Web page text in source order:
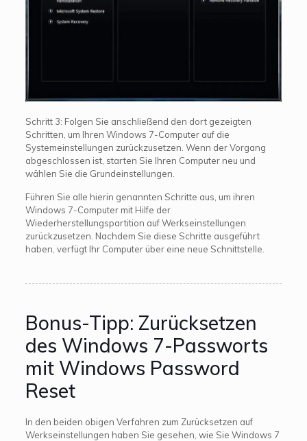
Schritt 3: Folgen Sie anschließend den dort gezeigten
Schritten, um Ihren Windows 7-Computer auf die
Systemeinstellungen zurückzusetzen. Wenn der Vorgang
abgeschlossen ist, starten Sie Ihren Computer neu und
wählen Sie die Grundeinstellungen.
Führen Sie alle hierin genannten Schritte aus, um ihren
Windows 7-Computer mit Hilfe der
Wiederherstellungspartition auf Werkseinstellungen
zurückzusetzen. Nachdem Sie diese Schritte ausgeführt
haben, verfügt Ihr Computer über eine neue Schnittstelle.
Bonus-Tipp: Zurücksetzen
des Windows 7-Passworts
mit Windows Password
Reset
In den beiden obigen Verfahren zum Zurücksetzen auf
Werkseinstellungen haben Sie gesehen, wie Sie Windows 7